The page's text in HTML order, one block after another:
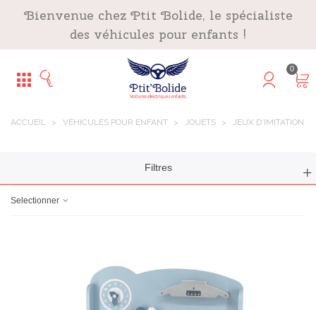
Bienvenue chez Ptit Bolide, le spécialiste
des véhicules pour enfants !
0
ACCUEIL > VÉHICULES POUR ENFANT > JOUETS > JEUX D'IMITATION
Filtres
Selectionner